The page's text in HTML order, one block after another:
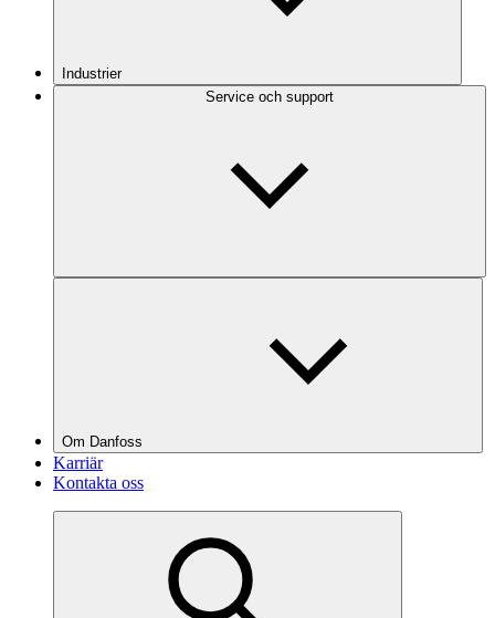
Industrier
Service och support
Om Danfoss
Karriär
Kontakta oss